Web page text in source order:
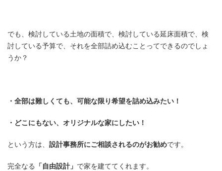
でも、検討している土地の面積で、検討している延床面積で、検
討している予算で、それを全部詰め込むことってできるのでしょ
うか？
・全部は難しくても、可能な限り希望を詰め込みたい！
・どこにもない、オリジナルな家にしたい！
という方は、 設計事務所にご相談されるのがお勧めです。
完全なる 「自由設計」 で家を建ててくれます。